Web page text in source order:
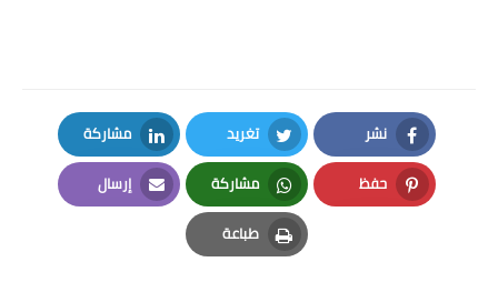
نشر
Facebook
تغريد
Twitter
مشاركة
LinkedIn
حفظ
Pinterest
مشاركة
Whatsapp
إرسال
Email
طباعة
Print